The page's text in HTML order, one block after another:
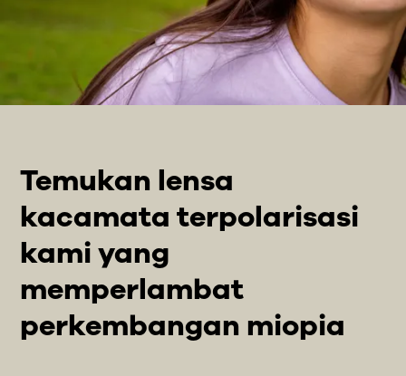
Temukan lensa
kacamata terpolarisasi
kami yang
memperlambat
perkembangan miopia